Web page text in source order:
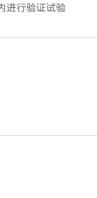
进行验证试验